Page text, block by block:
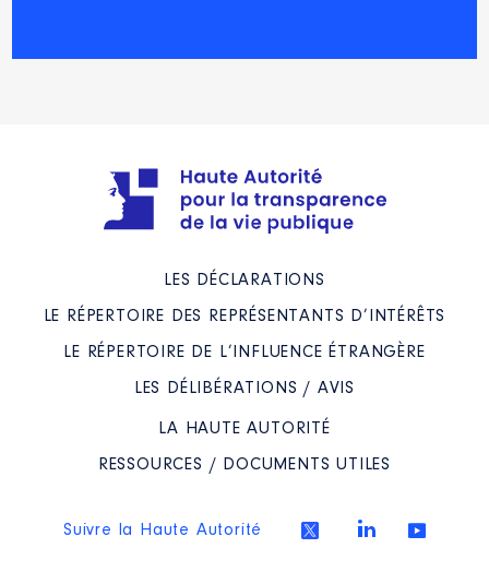
LES DÉCLARATIONS
LE RÉPERTOIRE DES REPRÉSENTANTS D’INTÉRÊTS
LE RÉPERTOIRE DE L’INFLUENCE ÉTRANGÈRE
LES DÉLIBÉRATIONS / AVIS
LA HAUTE AUTORITÉ
RESSOURCES / DOCUMENTS UTILES
Suivre la Haute Autorité